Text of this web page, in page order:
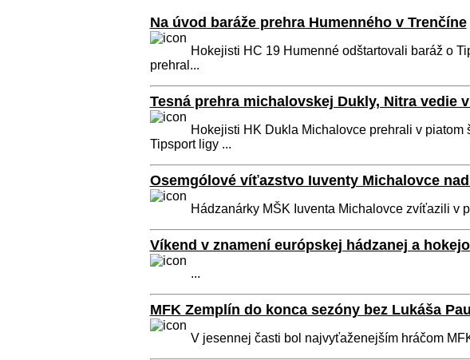
Na úvod baráže prehra Humenného v Trenčíne
Hokejisti HC 19 Humenné odštartovali baráž o
prehral...
Tesná prehra michalovskej Dukly, Nitra vedie
Hokejisti HK Dukla Michalovce prehrali v piatom
Tipsport ligy ...
Osemgólové víťazstvo Iuventy Michalovce
Hádzanárky MŠK Iuventa Michalovce zvíťazili v
Víkend v znamení európskej hádzanej a
...
MFK Zemplín do konca sezóny bez Lukáša
V jesennej časti bol najvyťaženejším hráčom